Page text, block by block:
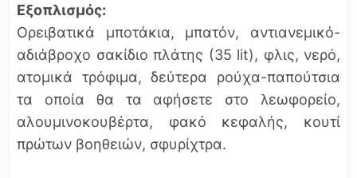
Εξοπλισμός:
Ορειβατικά μποτάκια, μπατόν, αντιανεμικό-
αδιάβροχο σακίδιο πλάτης (35 lit), φλις, νερό,
ατομικά τρόφιμα, δεύτερα ρούχα-παπούτσια
τα οποία θα τα αφήσετε στο λεωφορείο,
αλουμινοκουβέρτα, φακό κεφαλής, κουτί
πρώτων βοηθειών, σφυρίχτρα.